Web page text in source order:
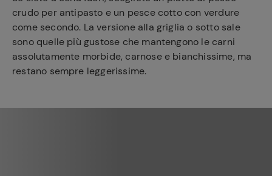
crudo per antipasto e un pesce cotto con verdure
come secondo. La versione alla griglia o sotto sale
sono quelle più gustose che mantengono le carni
assolutamente morbide, carnose e bianchissime, ma
restano sempre leggerissime.
preferite